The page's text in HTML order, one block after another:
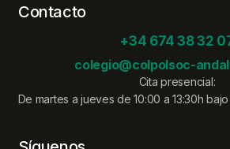
Contacto
+34 674 38 32
colegio@colpolsoc-
Cita presencial:
De martes a jueves de 10:00 a 13:30h